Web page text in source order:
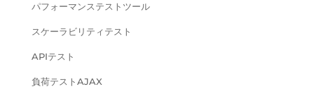
パフォーマンステストツール
スケーラビリティテスト
APIテスト
負荷テストAJAX